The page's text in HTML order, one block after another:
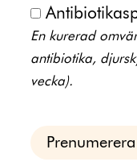
En kurerad
antibiotika,
vecka).
Prenumerera